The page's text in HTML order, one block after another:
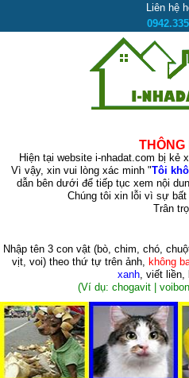
Liên hệ
THÔNG
Hiện tại website i-nhadat.com bị kẻ
Vì vậy, xin vui lòng xác minh "Tôi
dẫn bên dưới để tiếp tục xem nội
Chúng tôi xin lỗi vì sự
Trân
Nhập tên 3 con vật (bò, chim, chó,
vịt, voi)theo thứ tự trên ảnh, không
xanh, viết liền,
(Ví dụ: chogavit |